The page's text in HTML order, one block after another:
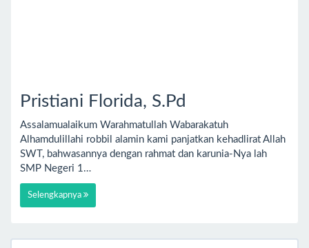
Pristiani Florida, S.Pd
Assalamualaikum Warahmatullah Wabarakatuh
Alhamdulillahi robbil alamin kami panjatkan kehadlirat Allah
SWT, bahwasannya dengan rahmat dan karunia-Nya lah
SMP Negeri 1…
Selengkapnya